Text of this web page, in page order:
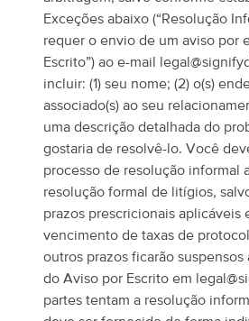
Exceções abaixo (“Resolução
requer o envio de um aviso por
Escrito”) ao e-mail
incluir: (1) seu nome; (2) o(s)
associado(s) ao seu
uma descrição detalhada do
gostaria de resolvê-lo. Você
processo de resolução informal
resolução formal de litígios,
prazos prescricionais aplicáveis
vencimento de taxas de
outros prazos ficarão
do Aviso por Escrito em
partes tentam a resolução